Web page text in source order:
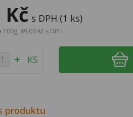
Kč s DPH (1 ks)
100g: 89,00 Kč s DPH
KS
produktu